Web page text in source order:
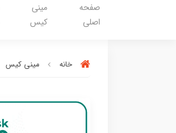
صفحه
اصلی
مینی
کیس
خانه مینی کیس